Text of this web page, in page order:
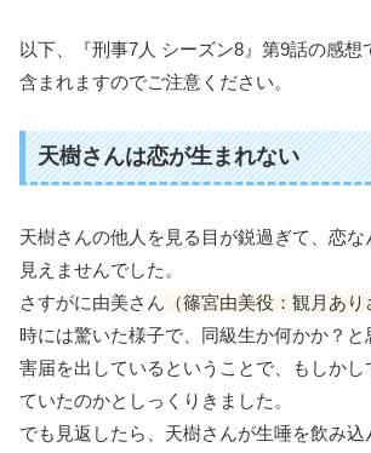
以下、『刑事7人 シーズン8』第9話の感想
含まれますのでご注意ください。
天樹さんは恋が生まれない
天樹さんの他人を見る目が鋭過ぎて、恋な
見えませんでした。
さすがに由美さん（篠宮由美役：観月あり
時には驚いた様子で、同級生か何かか？と
害届を出しているということで、もしかし
ていたのかとしっくりきました。
でも見返したら、天樹さんが生唾を飲み